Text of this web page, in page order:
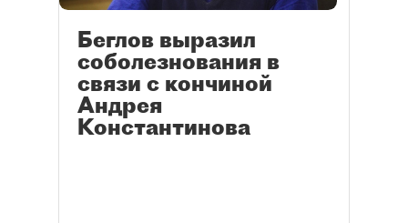
Беглов выразил
соболезнования в
связи с кончиной
Андрея
Константинова